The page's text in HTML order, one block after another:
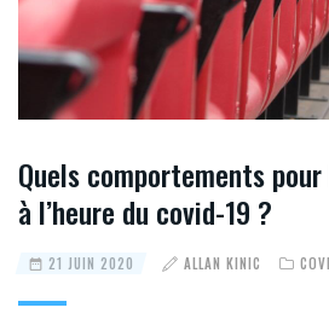
Quels comportements
à l’heure du covid-19 ?
21 JUIN 2020 ALLAN KINIC